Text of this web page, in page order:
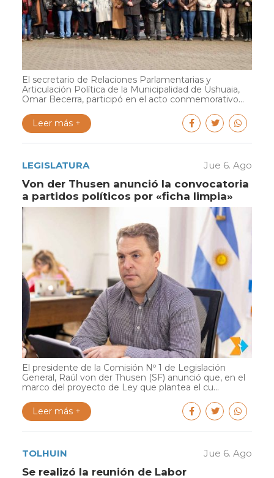
El secretario de Relaciones Parlamentarias y
Articulación Política de la Municipalidad de Ushuaia,
Omar Becerra, participó en el acto conmemorativo...
Leer más +
LEGISLATURA Jue 6. Ago
Von der Thusen anunció la convocatoria
a partidos políticos por «ficha limpia»
El presidente de la Comisión Nº 1 de Legislación
General, Raúl von der Thusen (SF) anunció que, en el
marco del proyecto de Ley que plantea el cu...
Leer más +
TOLHUIN Jue 6. Ago
Se realizó la reunión de Labor